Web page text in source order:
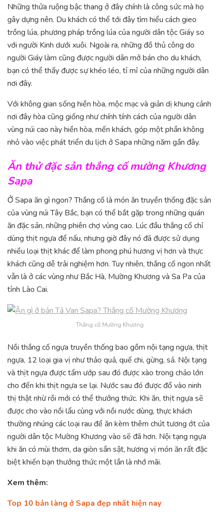
Những thửa ruộng bậc thang ở đây chính là công sức mà họ
gây dựng nên. Du khách có thể tới đây tìm hiểu cách gieo
trồng lúa, phương pháp trồng lúa của người dân tộc Giáy so
với người Kinh dưới xuôi. Ngoài ra, những đồ thủ công do
người Giáy làm cũng được người dân mở bán cho du khách,
bạn có thể thấy được sự khéo léo, tỉ mỉ của những người dân
nơi đây.
Với không gian sống hiền hòa, mộc mạc và giản dị khung cảnh
nơi đây hòa cũng giống như chính tính cách của người dân
vùng núi cao này hiền hòa, mến khách, góp một phần không
nhỏ vào việc phát triển du lịch ở Sapa những năm gần đây.
Ăn thử đặc sản thắng cố mường Khương
Sapa
Ở Sapa ăn gì ngon? Thắng cố là món ăn truyền thống đặc sản
của vùng núi Tây Bắc, bạn có thể bắt gặp trong những quán
ăn đặc sản, những phiên chợ vùng cao. Lúc đầu thắng cố chỉ
dùng thịt ngựa để nấu, nhưng giờ đây nó đã được sử dụng
nhiều loại thịt khác để làm phong phú hương vị hơn và thực
khách cũng dễ trải nghiệm hơn. Tuy nhiên, thắng cố ngon nhất
vẫn là ở các vùng như Bắc Hà, Mường Khương và Sa Pa của
tỉnh Lào Cai.
Thắng cố Mường Khương
Nồi thắng cố ngựa truyền thống bao gồm nội tạng ngựa, thịt
ngựa, 12 loại gia vị như thảo quả, quế chi, gừng, sả. Nội tạng
và thịt ngựa được tẩm ướp sau đó được xào trong chảo lớn
cho đến khi thịt ngựa se lại. Nước sau đó được đổ vào ninh
thị thật nhừ rồi mới có thể thưởng thức. Khi ăn, thịt ngựa sẽ
được cho vào nồi lẩu cùng với nồi nước dùng, thực khách
thường nhúng các loại rau để ăn kèm thêm chút tương ớt của
người dân tộc Mường Khương vào sẽ đã hơn. Nội tạng ngựa
khi ăn có mùi thơm, da giòn sần sật, hương vị món ăn rất đặc
biệt khiến bạn thưởng thức một lần là nhớ mãi.
Xem thêm:
Top 10 bản làng ở Sapa đẹp nhất hiện nay